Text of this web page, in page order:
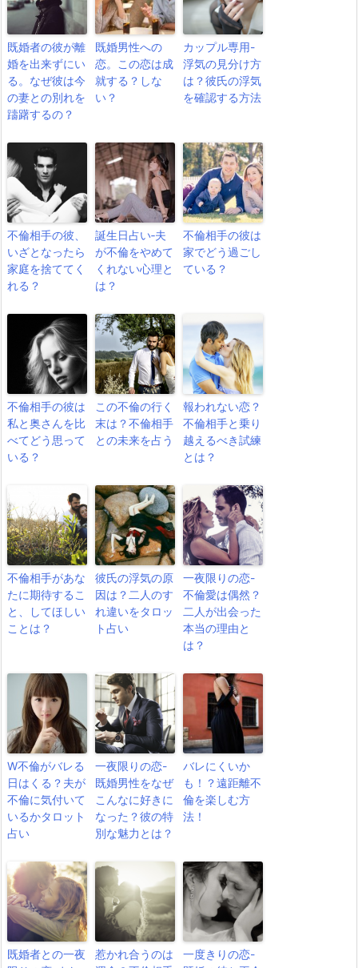
既婚者の彼が離
婚を出来ずにい
る。なぜ彼は今
の妻との別れを
躊躇するの？
既婚男性への
恋。この恋は成
就する？しな
い？
カップル専用-
浮気の見分け方
は？彼氏の浮気
を確認する方法
不倫相手の彼、
いざとなったら
家庭を捨ててく
れる？
誕生日占い‐夫
が不倫をやめて
くれない心理と
は？
不倫相手の彼は
家でどう過ごし
ている？
不倫相手の彼は
私と奥さんを比
べてどう思って
いる？
この不倫の行く
末は？不倫相手
との未来を占う
報われない恋？
不倫相手と乗り
越えるべき試練
とは？
不倫相手があな
たに期待するこ
と、してほしい
ことは？
彼氏の浮気の原
因は？二人のす
れ違いをタロッ
ト占い
一夜限りの恋-
不倫愛は偶然？
二人が出会った
本当の理由と
は？
W不倫がバレる
日はくる？夫が
不倫に気付いて
いるかタロット
占い
一夜限りの恋-
既婚男性をなぜ
こんなに好きに
なった？彼の特
別な魅力とは？
バレにくいか
も！？遠距離不
倫を楽しむ方
法！
既婚者との一夜
惹かれ合うのは
一度きりの恋-